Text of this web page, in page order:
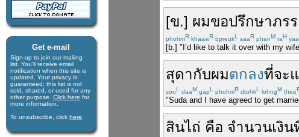
Get e-mail
Sign-up to join our mail­ing
list. You'll receive e­mail
notification when this site is
updated. Your privacy is
guaran­teed; this list is not
sold, shared, or used for any
other purpose. Click here for
more infor­mation.
To unsubscribe, click here
[ข.] ผมขอปรึกษาภร
phohmR khaawR bpreukL saaR phanM raH yaa
[b.] "I’d like to talk it over with my
สุดากับผมตกลงที่จะ
sooL daaM gapL phohmR dtohkL lohngM thee
"Suda and I have agreed to get
สินไถ่ คือ จำนวนเงิน